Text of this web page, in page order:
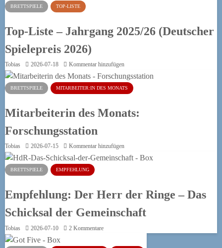
BRETTSPIELE TOP-LISTE
Top-Liste – Jahrgang 2025/26 (Deutscher
Spielepreis 2026)
Tobias 2026-07-18 Kommentar hinzufügen
BRETTSPIELE MITARBEITER:IN DES MONATS
Mitarbeiterin des Monats:
Forschungsstation
Tobias 2026-07-15 Kommentar hinzufügen
BRETTSPIELE EMPFEHLUNG
Empfehlung: Der Herr der Ringe – Das
Schicksal der Gemeinschaft
Tobias 2026-07-10 2 Kommentare